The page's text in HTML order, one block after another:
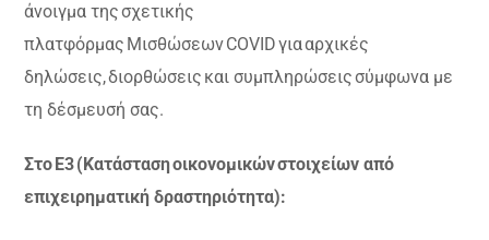
άνοιγμα της σχετικής
πλατφόρμας Μισθώσεων COVID για αρχικές
δηλώσεις, διορθώσεις και συμπληρώσεις σύμφωνα με
τη δέσμευσή σας.
Στο Ε3 (Κατάσταση οικονομικών στοιχείων από
επιχειρηματική δραστηριότητα):